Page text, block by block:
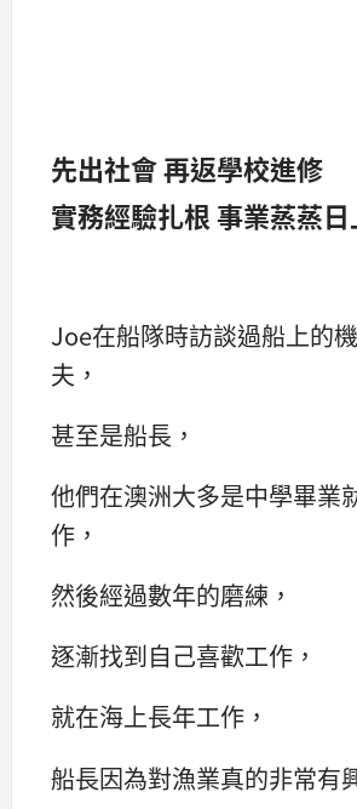
先出社會 再返學校進修
實務經驗扎根 事業蒸蒸日
Joe在船隊時訪談過船上的
夫，
甚至是船長，
他們在澳洲大多是中學畢業
作，
然後經過數年的磨練，
逐漸找到自己喜歡工作，
就在海上長年工作，
船長因為對漁業真的非常有